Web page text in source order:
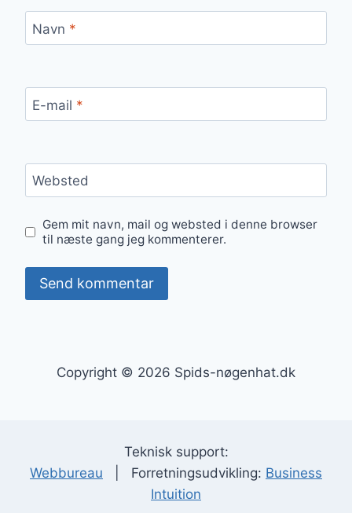
Navn *
E-mail *
Websted
Gem mit navn, mail og websted i denne browser
til næste gang jeg kommenterer.
Copyright © 2026 Spids-nøgenhat.dk
Teknisk support:
Webbureau | Forretningsudvikling: Business
Intuition